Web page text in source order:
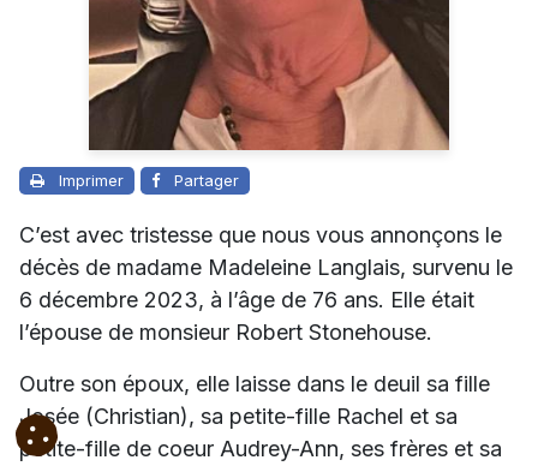
Imprimer Partager
C’est avec tristesse que nous vous annonçons le
décès de madame Madeleine Langlais, survenu le
6 décembre 2023, à l’âge de 76 ans. Elle était
l’épouse de monsieur Robert Stonehouse.
Outre son époux, elle laisse dans le deuil sa fille
Josée (Christian), sa petite-fille Rachel et sa
petite-fille de coeur Audrey-Ann, ses frères et sa